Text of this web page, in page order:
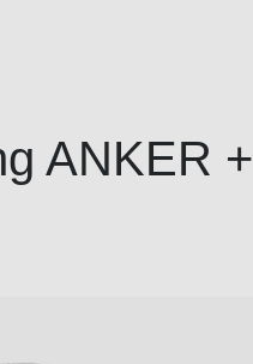
ANKER +